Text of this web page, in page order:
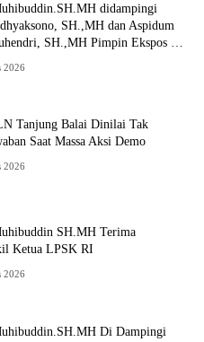
didampingi
SH.,MH dan Aspidum
SH.,MH Pimpin Ekspos RJ
2026
Tanjung Balai Dinilai Tak
Saat Massa Aksi Demo
2026
SH.MH Terima
Ketua LPSK RI
2026
Di Dampingi